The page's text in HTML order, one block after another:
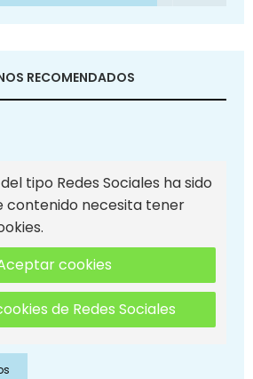
RECOMENDADOS
tipo Redes Sociales ha sido
contenido necesita tener
cookies
de Redes Sociales